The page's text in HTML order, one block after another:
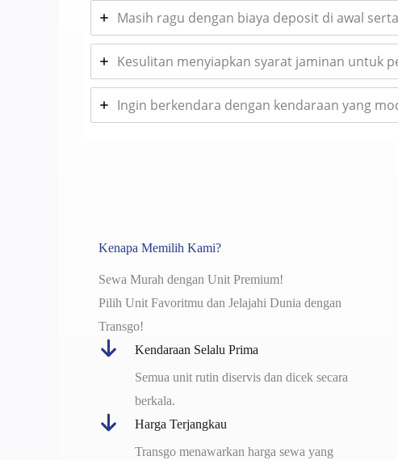
Masih ragu dengan biaya deposit di awal
Kesulitan menyiapkan syarat jaminan untuk
Ingin berkendara dengan kendaraan yang
Kenapa Memilih Kami?
Sewa Murah dengan Unit Premium!
Pilih Unit Favoritmu dan Jelajahi Dunia dengan
Transgo!
Kendaraan Selalu Prima
Semua unit rutin diservis dan dicek secara
berkala.
Harga Terjangkau
Transgo menawarkan harga sewa yang